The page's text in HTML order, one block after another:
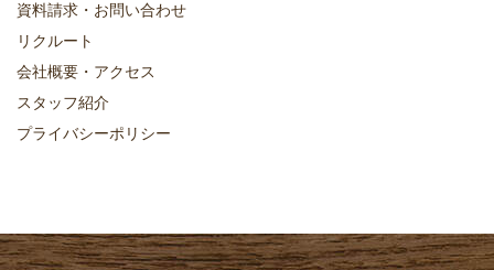
資料請求・お問い合わせ
リクルート
会社概要・アクセス
スタッフ紹介
プライバシーポリシー